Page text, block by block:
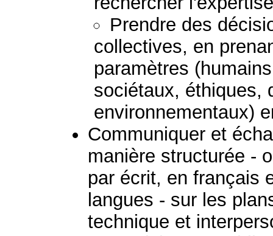
Prendre des
collectives, en
paramètres
sociétaux, éthiques,
environnementaux)
Communiquer et
manière structurée -
par écrit, en français
langues - sur les
technique et